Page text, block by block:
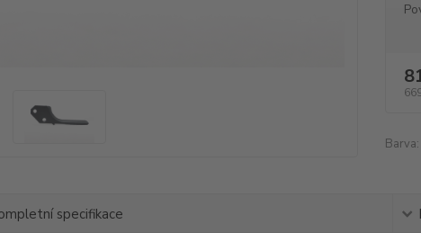
Barva:
specifikace